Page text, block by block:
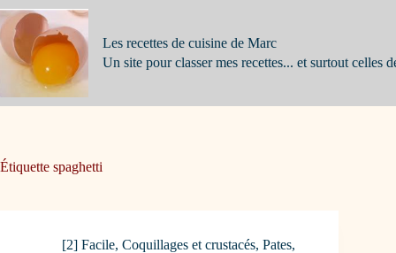
Passer
au
contenu
Les recettes de cuisine de Marc
Un site pour classer mes recettes... et surtout celles
Étiquette spaghetti
[2] Facile, Coquillages et crustacés, Pates,